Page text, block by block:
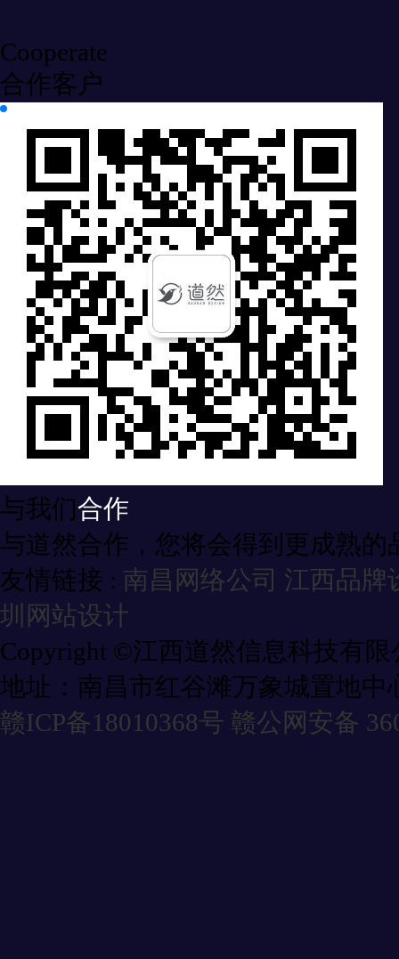
Cooperate
合作客户
与我们合作
与道然合作，您将会得到更成熟的
友情链接 : 南昌网络公司 江西品牌
圳网站设计
Copyright ©江西道然信息科技有限
地址：南昌市红谷滩万象城置地中
赣ICP备18010368号 赣公网安备